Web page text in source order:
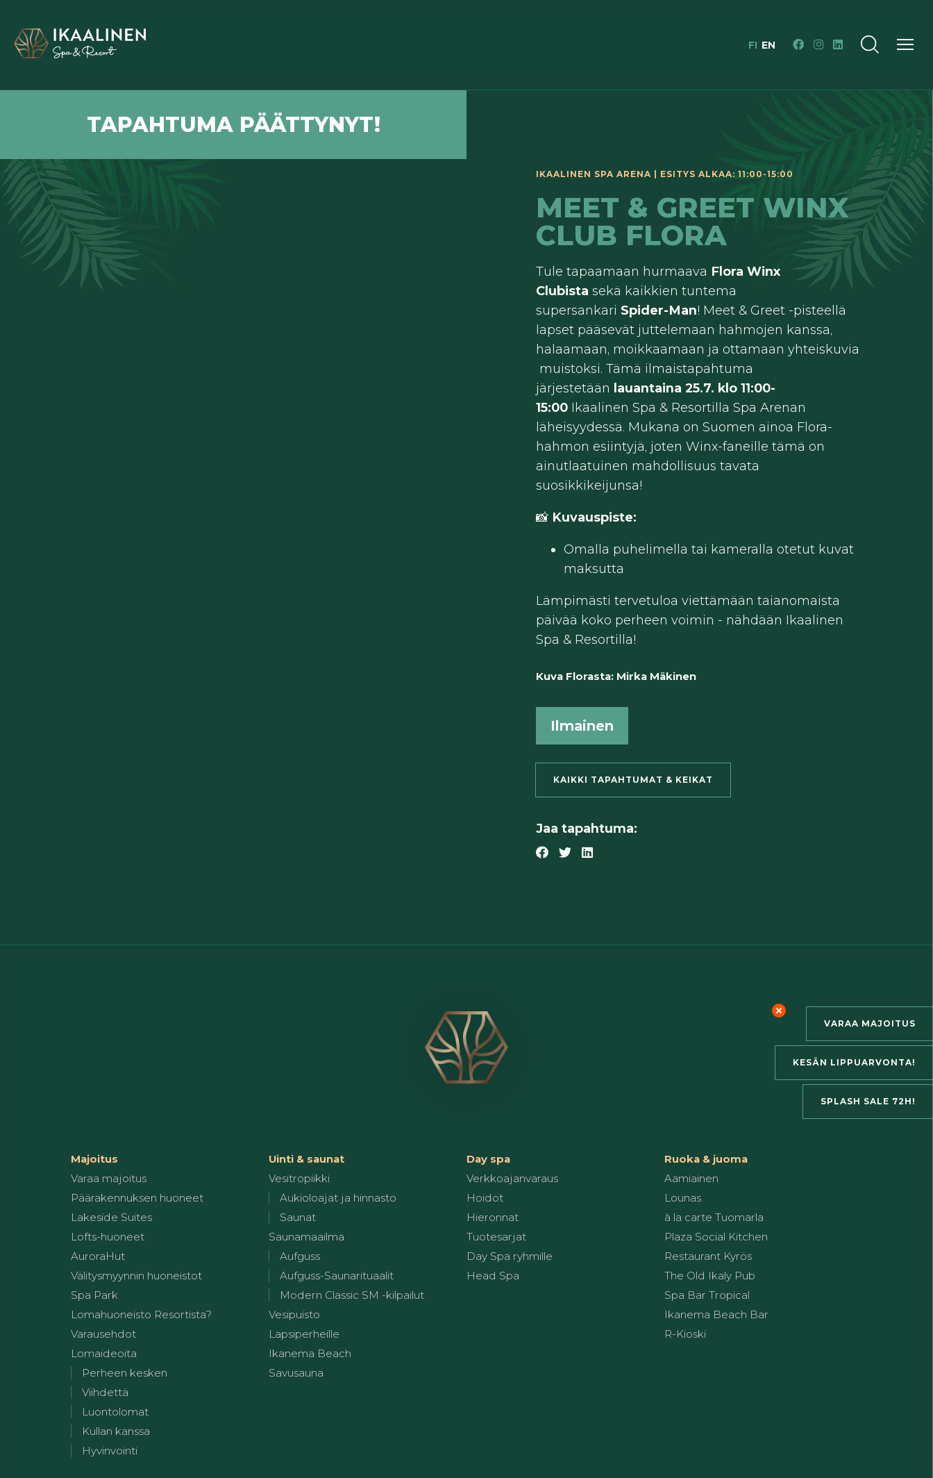
VARAA MAJOITUS
KESÄN LIPPUARVONTA!
SPLASH SALE 72H!
FI EN
TAPAHTUMA PÄÄTTYNYT!
IKAALINEN SPA ARENA | ESITYS ALKAA: 11:00-15:00
MEET & GREET WINX
CLUB FLORA
Tule tapaamaan hurmaava Flora Winx
Clubista sekä kaikkien tuntema
supersankari Spider-Man! Meet & Greet -pisteellä
lapset pääsevät juttelemaan hahmojen kanssa,
halaamaan, moikkaamaan ja ottamaan yhteiskuvia
muistoksi​. Tämä ilmaistapahtuma
järjestetään lauantaina 25.7. klo 11:00-
15:00 Ikaalinen Spa & Resortilla Spa Arenan
läheisyydessä. Mukana on Suomen ainoa Flora-
hahmon esiintyjä, joten Winx-faneille tämä on
ainutlaatuinen mahdollisuus tavata
suosikkikeijunsa!
📸 Kuvauspiste:
Omalla puhelimella tai kameralla otetut kuvat
maksutta
Lämpimästi tervetuloa viettämään taianomaista
päivää koko perheen voimin - nähdään Ikaalinen
Spa & Resortilla!
Kuva Florasta: Mirka Mäkinen
Ilmainen
KAIKKI TAPAHTUMAT & KEIKAT
Jaa tapahtuma:
Majoitus
Varaa majoitus
Päärakennuksen huoneet
Lakeside Suites
Lofts-huoneet
AuroraHut
Välitysmyynnin huoneistot
Spa Park
Lomahuoneisto Resortista?
Varausehdot
Lomaideoita
Perheen kesken
Viihdettä
Luontolomat
Kullan kanssa
Hyvinvointi
Uinti & saunat
Vesitropiikki
Aukioloajat ja hinnasto
Saunat
Saunamaailma
Aufguss
Aufguss-Saunarituaalit
Modern Classic SM -kilpailut
Vesipuisto
Lapsiperheille
Ikanema Beach
Savusauna
Day spa
Verkkoajanvaraus
Hoidot
Hieronnat
Tuotesarjat
Day Spa ryhmille
Head Spa
Ruoka & juoma
Aamiainen
Lounas
à la carte Tuomarla
Plaza Social Kitchen
Restaurant Kyrös
The Old Ikaly Pub
Spa Bar Tropical
Ikanema Beach Bar
R-Kioski